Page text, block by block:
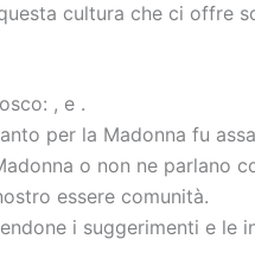
cultura che ci offre
, e .
per la Madonna fu
o non ne parlano
essere comunità.
i suggerimenti e le